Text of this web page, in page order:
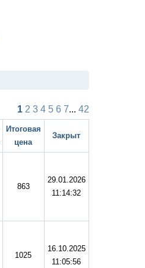
1 2 3 4 5 6 7... 42
Итоговая
цена
Закрыт
863
29.01.2026
11:14:32
1025
16.10.2025
11:05:56